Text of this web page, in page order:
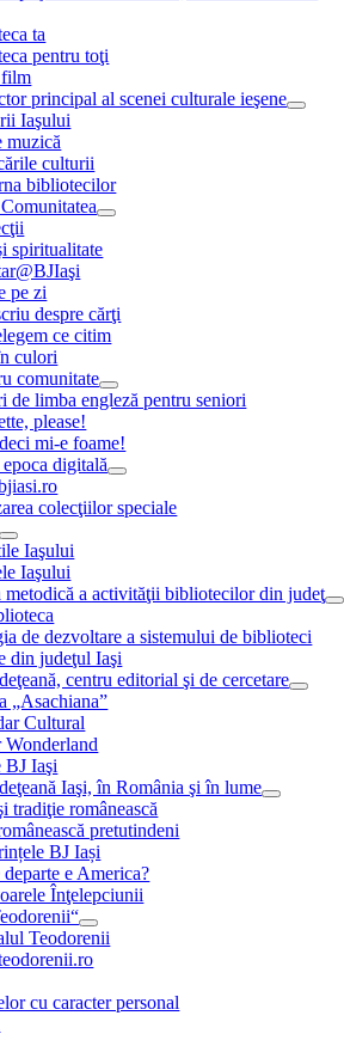
ta
pentru toţi
principal al scenei culturale ieşene
Iaşului
muzică
culturii
bibliotecilor
spiritualitate
pe zi
despre cărţi
ce citim
culori
comunitate
de limba engleză pentru seniori
please!
mi-e foame!
digitală
colecţiilor speciale
Iaşului
Iaşului
metodică a activităţii bibliotecilor din judeţ
de dezvoltare a sistemului de biblioteci
din judeţul Iaşi
centru editorial şi de cercetare
„Asachiana”
Cultural
Wonderland
BJ Iaşi
Iaşi, în România şi în lume
tradiţie românească
pretutindeni
BJ Iași
departe e America?
Înţelepciunii
Teodorenii
cu caracter personal